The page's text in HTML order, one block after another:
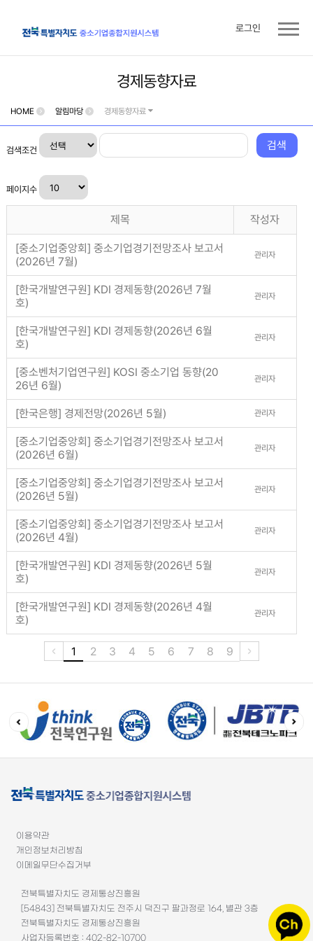
로그인
경제동향자료
HOME 알림마당 경제동향자료
검색조건 검색
페이지수
제목 작성자
[중소기업중앙회] 중소기업경기전망조사 보고서
(2026년 7월)
관리자
[한국개발연구원] KDI 경제동향(2026년 7월
호)
관리자
[한국개발연구원] KDI 경제동향(2026년 6월
호)
관리자
[중소벤처기업연구원] KOSI 중소기업 동향(20
26년 6월)
관리자
[한국은행] 경제전망(2026년 5월) 관리자
[중소기업중앙회] 중소기업경기전망조사 보고서
(2026년 6월)
관리자
[중소기업중앙회] 중소기업경기전망조사 보고서
(2026년 5월)
관리자
[중소기업중앙회] 중소기업경기전망조사 보고서
(2026년 4월)
관리자
[한국개발연구원] KDI 경제동향(2026년 5월
호)
관리자
[한국개발연구원] KDI 경제동향(2026년 4월
호)
관리자
1 2 3 4 5 6 7 8 9
이용약관
개인정보처리방침
이메일무단수집거부
전북특별자치도 경제통상진흥원
[54843] 전북특별자치도 전주시 덕진구 팔과정로 164, 별관 3층
전북특별자치도 경제통상진흥원
사업자등록번호 : 402-82-10700